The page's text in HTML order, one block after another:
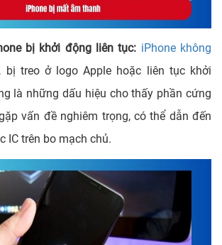
bị khởi động liên tục: iPhone không
, bị treo ở logo Apple hoặc liên tục khởi
là những dấu hiệu cho thấy phần cứng
vấn đề nghiêm trọng, có thể dẫn đến
IC trên bo mạch chủ.